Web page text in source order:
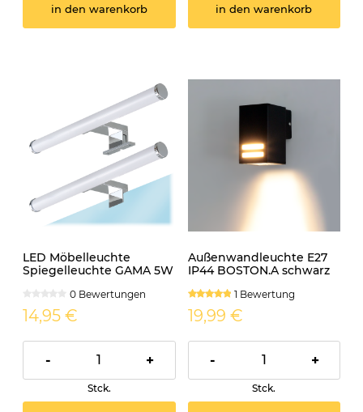
in den warenkorb in den warenkorb
LED Möbelleuchte
Spiegelleuchte GAMA 5W
0 Bewertungen
14,95 €
- +
Stck.
Außenwandleuchte E27
IP44 BOSTON.A schwarz
1 Bewertung
19,99 €
- +
Stck.